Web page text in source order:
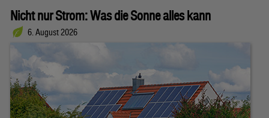
Nicht nur Strom: Was die Sonne alles kann
6. August 2026